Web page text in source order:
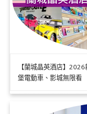
【蘭城晶英酒店】
堡電動車、影城無限看